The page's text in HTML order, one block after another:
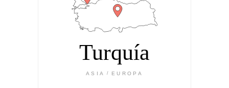
Turquía
ASIA EUROPA